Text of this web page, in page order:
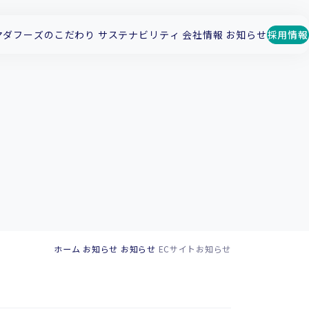
ダフーズのこだわり サステナビリティ 会社情報 お知らせ採用情報
ホーム お知らせ お知らせ ECサイトお知らせ